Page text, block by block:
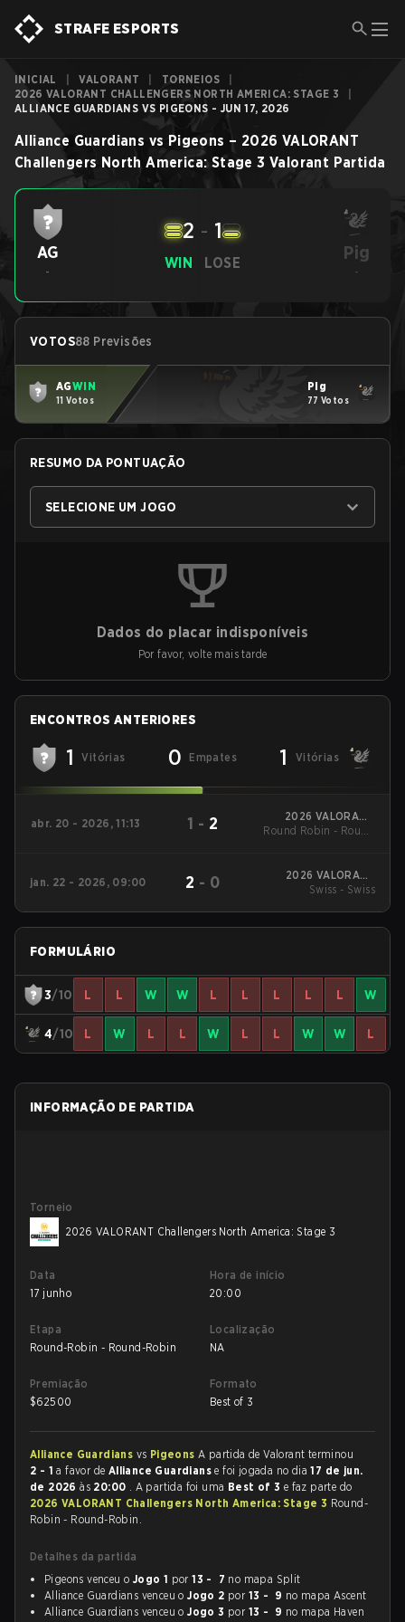
STRAFE ESPORTS
INICIAL VALORANT TORNEIOS
2026 VALORANT CHALLENGERS NORTH AMERICA: STAGE 3
ALLIANCE GUARDIANS VS PIGEONS - JUN 17, 2026
Alliance Guardians vs Pigeons – 2026 VALORANT
Challengers North America: Stage 3 Valorant Partida
AG
-
WIN
2 - 1
LOSE Pig
-
VOTOS88 Previsões
AGWIN
11 Votos
Pig
77 Votos
RESUMO DA PONTUAÇÃO
SELECIONE UM JOGO
Dados do placar indisponíveis
Por favor, volte mais tarde
ENCONTROS ANTERIORES
1 Vitórias 0 Empates 1 Vitórias
abr. 20 - 2026, 11:13 1 - 2
2026 VALORANT
Challengers North
Round Robin - Round
jan. 22 - 2026, 09:00 2 - 0
2026 VALORANT
Challengers North
Swiss - Swiss
FORMULÁRIO
3/10 L L W W L L L L L W
4/10 L W L L W L L W W L
INFORMAÇÃO DE PARTIDA
Torneio
2026 VALORANT Challengers North America: Stage 3
Data
17 junho
Hora de início
20:00
Etapa
Round-Robin - Round-Robin
Localização
NA
Premiação
$62500
Formato
Best of 3
Alliance Guardians vs PigeonsA partida de Valorant terminou
2 - 1 a favor de Alliance Guardianse foi jogada no dia17 de jun.
de 2026às 20:00 . A partida foi uma Best of 3 e faz parte do
2026 VALORANT Challengers North America: Stage 3 Round-
Robin - Round-Robin.
Detalhes da partida
Pigeons venceu o Jogo 1 por13 - 7 no mapa Split
Alliance Guardians venceu oJogo 2 por 13 - 9 no mapa Ascent
Alliance Guardians venceu oJogo 3 por 13 - 9 no mapa Haven